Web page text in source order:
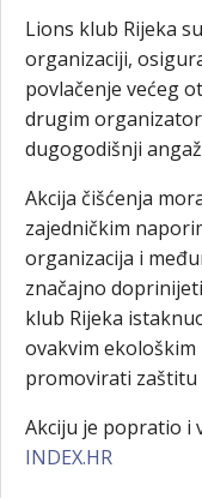
Lions klub Rijeka
organizaciji,
povlačenje većeg
drugim
dugogodišnji
Akcija čišćenja
zajedničkim
organizacija i
značajno
klub Rijeka
ovakvim
promovirati zaštitu
Akciju je popratio i
INDEX.HR